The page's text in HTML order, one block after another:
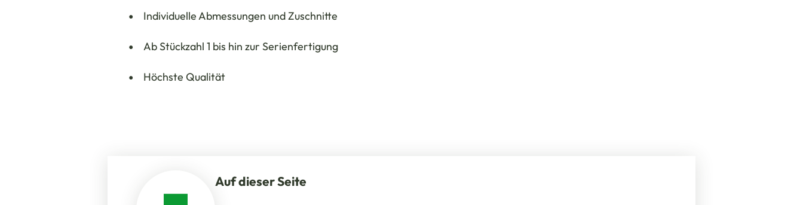
Individuelle Abmessungen und Zuschnitte
Ab Stückzahl 1 bis hin zur Serienfertigung
Höchste Qualität
Auf dieser Seite